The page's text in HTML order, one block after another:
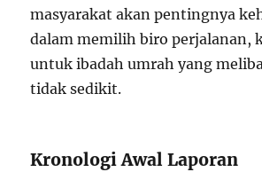
masyarakat akan pentingnya
dalam memilih biro perjalanan,
untuk ibadah umrah yang
tidak sedikit.
Kronologi Awal Laporan